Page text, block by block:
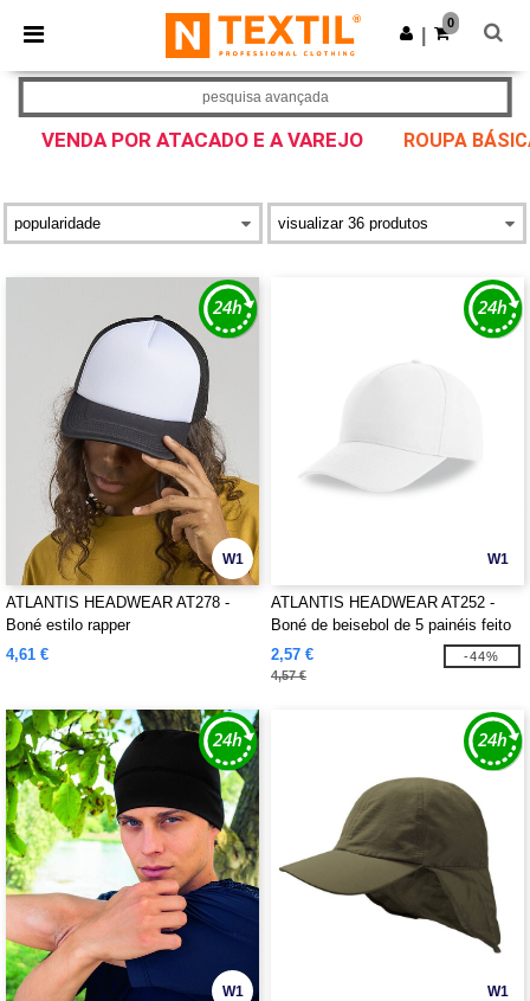
× App Ntextil
Melhores preços na app!
Obter app
0
VENDA POR ATACADO E A VAREJO ROUPA
pesquisa avançada
W1
ATLANTIS HEADWEAR AT278 -
Boné estilo rapper
4,61 €
W1
ATLANTIS HEADWEAR AT252 -
Boné de beisebol de 5 painéis feito
de poliéster reciclado
2,57 €
4,57 €
-44%
W1 W1